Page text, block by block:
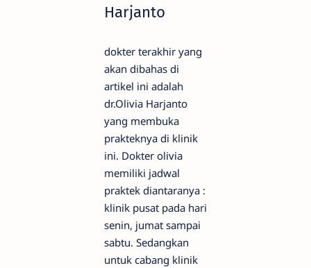
Harjanto
dokter terakhir yang
akan dibahas di
artikel ini adalah
dr.Olivia Harjanto
yang membuka
prakteknya di klinik
ini. Dokter olivia
memiliki jadwal
praktek diantaranya :
klinik pusat pada hari
senin, jumat sampai
sabtu. Sedangkan
untuk cabang klinik